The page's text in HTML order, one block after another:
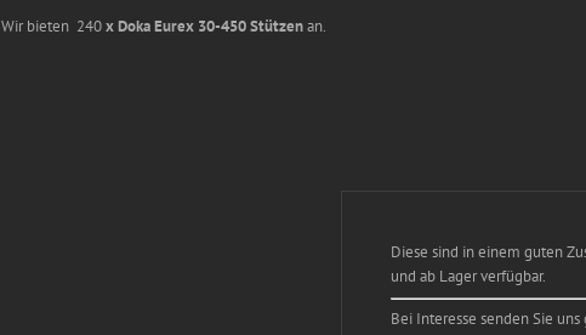
Wir bieten 240x Doka Eurex 30-450 Stützenan.
Diese sind in einem guten
und ab Lager verfügbar.
Bei Interesse senden Sie uns